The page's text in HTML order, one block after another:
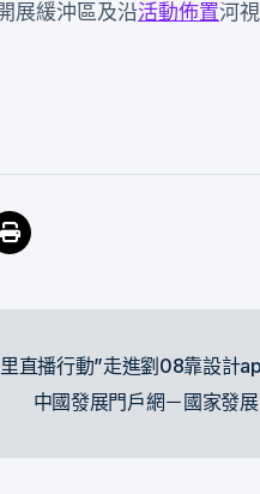
展緩沖區及沿活動佈置河
直播行動”走進劉08靠設計
中國發展門戶網－國家發